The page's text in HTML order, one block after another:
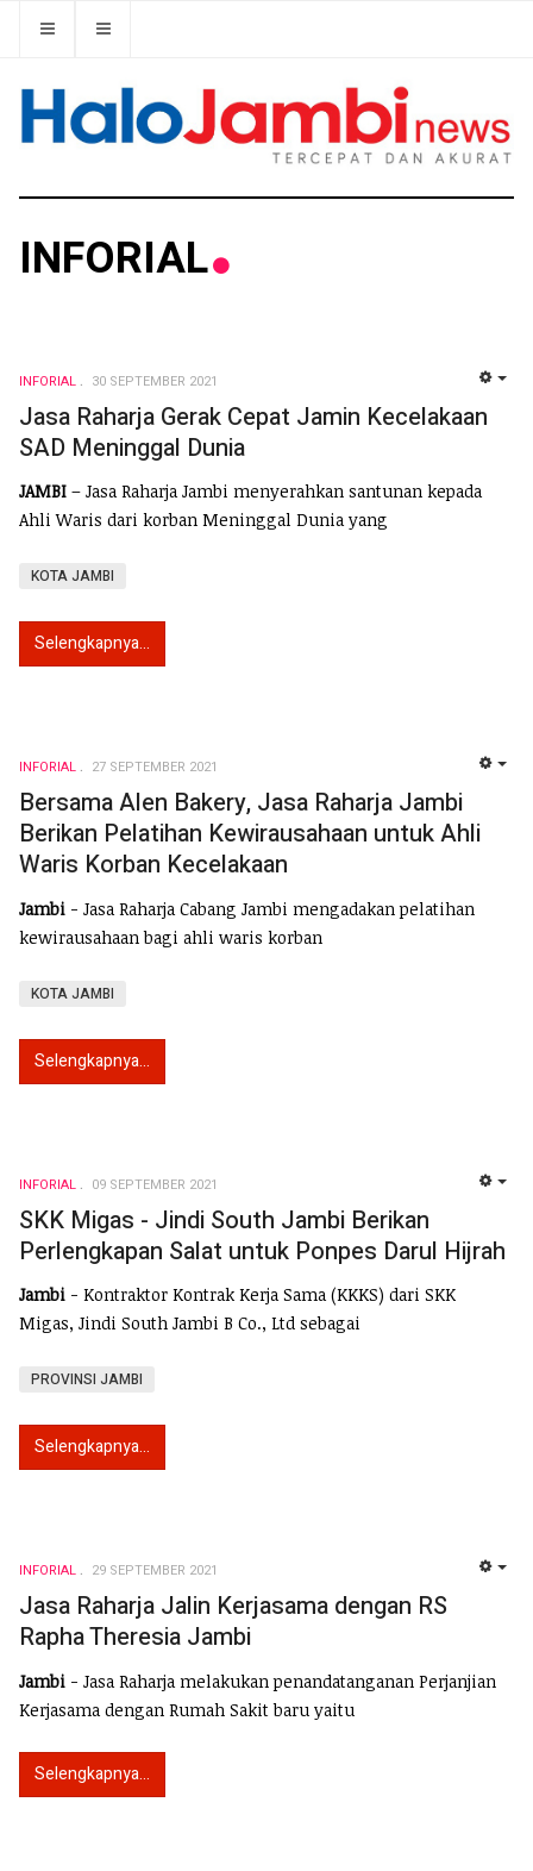
INFORIAL
INFORIAL 30 SEPTEMBER 2021
Jasa Raharja Gerak Cepat Jamin Kecelakaan
SAD Meninggal Dunia
JAMBI – Jasa Raharja Jambi menyerahkan santunan kepada
Ahli Waris dari korban Meninggal Dunia yang
KOTA JAMBI
Selengkapnya...
INFORIAL 27 SEPTEMBER 2021
Bersama Alen Bakery, Jasa Raharja Jambi
Berikan Pelatihan Kewirausahaan untuk Ahli
Waris Korban Kecelakaan
Jambi - Jasa Raharja Cabang Jambi mengadakan pelatihan
kewirausahaan bagi ahli waris korban
KOTA JAMBI
Selengkapnya...
INFORIAL 09 SEPTEMBER 2021
SKK Migas - Jindi South Jambi Berikan
Perlengkapan Salat untuk Ponpes Darul Hijrah
Jambi - Kontraktor Kontrak Kerja Sama (KKKS) dari SKK
Migas, Jindi South Jambi B Co., Ltd sebagai
PROVINSI JAMBI
Selengkapnya...
INFORIAL 29 SEPTEMBER 2021
Jasa Raharja Jalin Kerjasama dengan RS
Rapha Theresia Jambi
Jambi - Jasa Raharja melakukan penandatanganan Perjanjian
Kerjasama dengan Rumah Sakit baru yaitu
Selengkapnya...